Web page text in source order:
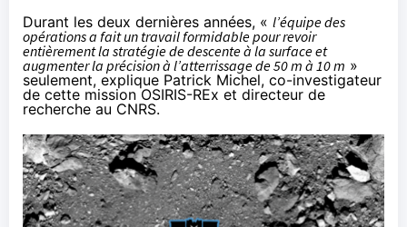
Durant les deux dernières années, « l’équipe des
opérations a fait un travail formidable pour revoir
entièrement la stratégie de descente à la surface et
augmenter la précision à l’atterrissage de 50 m à 10 m »
seulement, explique Patrick Michel, co-investigateur
de cette mission OSIRIS-REx et directeur de
recherche au CNRS.